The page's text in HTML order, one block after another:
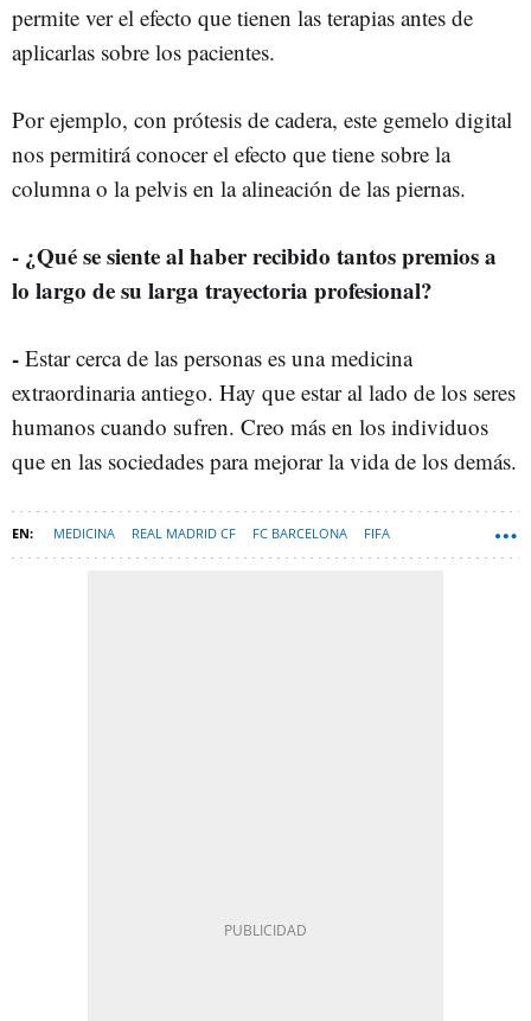
permite ver el efecto que tienen las terapias antes de
aplicarlas sobre los pacientes.
Por ejemplo, con prótesis de cadera, este gemelo digital
nos permitirá conocer el efecto que tiene sobre la
columna o la pelvis en la alineación de las piernas.
- ¿Qué se siente al haber recibido tantos premios a
lo largo de su larga trayectoria profesional?
- Estar cerca de las personas es una medicina
extraordinaria antiego. Hay que estar al lado de los seres
humanos cuando sufren. Creo más en los individuos
que en las sociedades para mejorar la vida de los demás.
MEDICINA REAL MADRID CF FC BARCELONA FIFA